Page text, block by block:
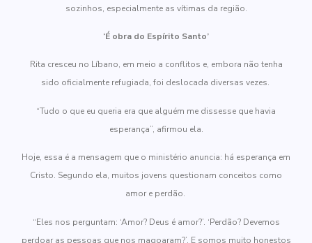
sozinhos, especialmente as vítimas da região.
‘É obra do Espírito Santo’
Rita cresceu no Líbano, em meio a conflitos e, embora não tenha
sido oficialmente refugiada, foi deslocada diversas vezes.
“Tudo o que eu queria era que alguém me dissesse que havia
esperança”, afirmou ela.
Hoje, essa é a mensagem que o ministério anuncia: há esperança em
Cristo. Segundo ela, muitos jovens questionam conceitos como
amor e perdão.
“Eles nos perguntam: ‘Amor? Deus é amor?’. ‘Perdão? Devemos
perdoar as pessoas que nos magoaram?’. E somos muito honestos